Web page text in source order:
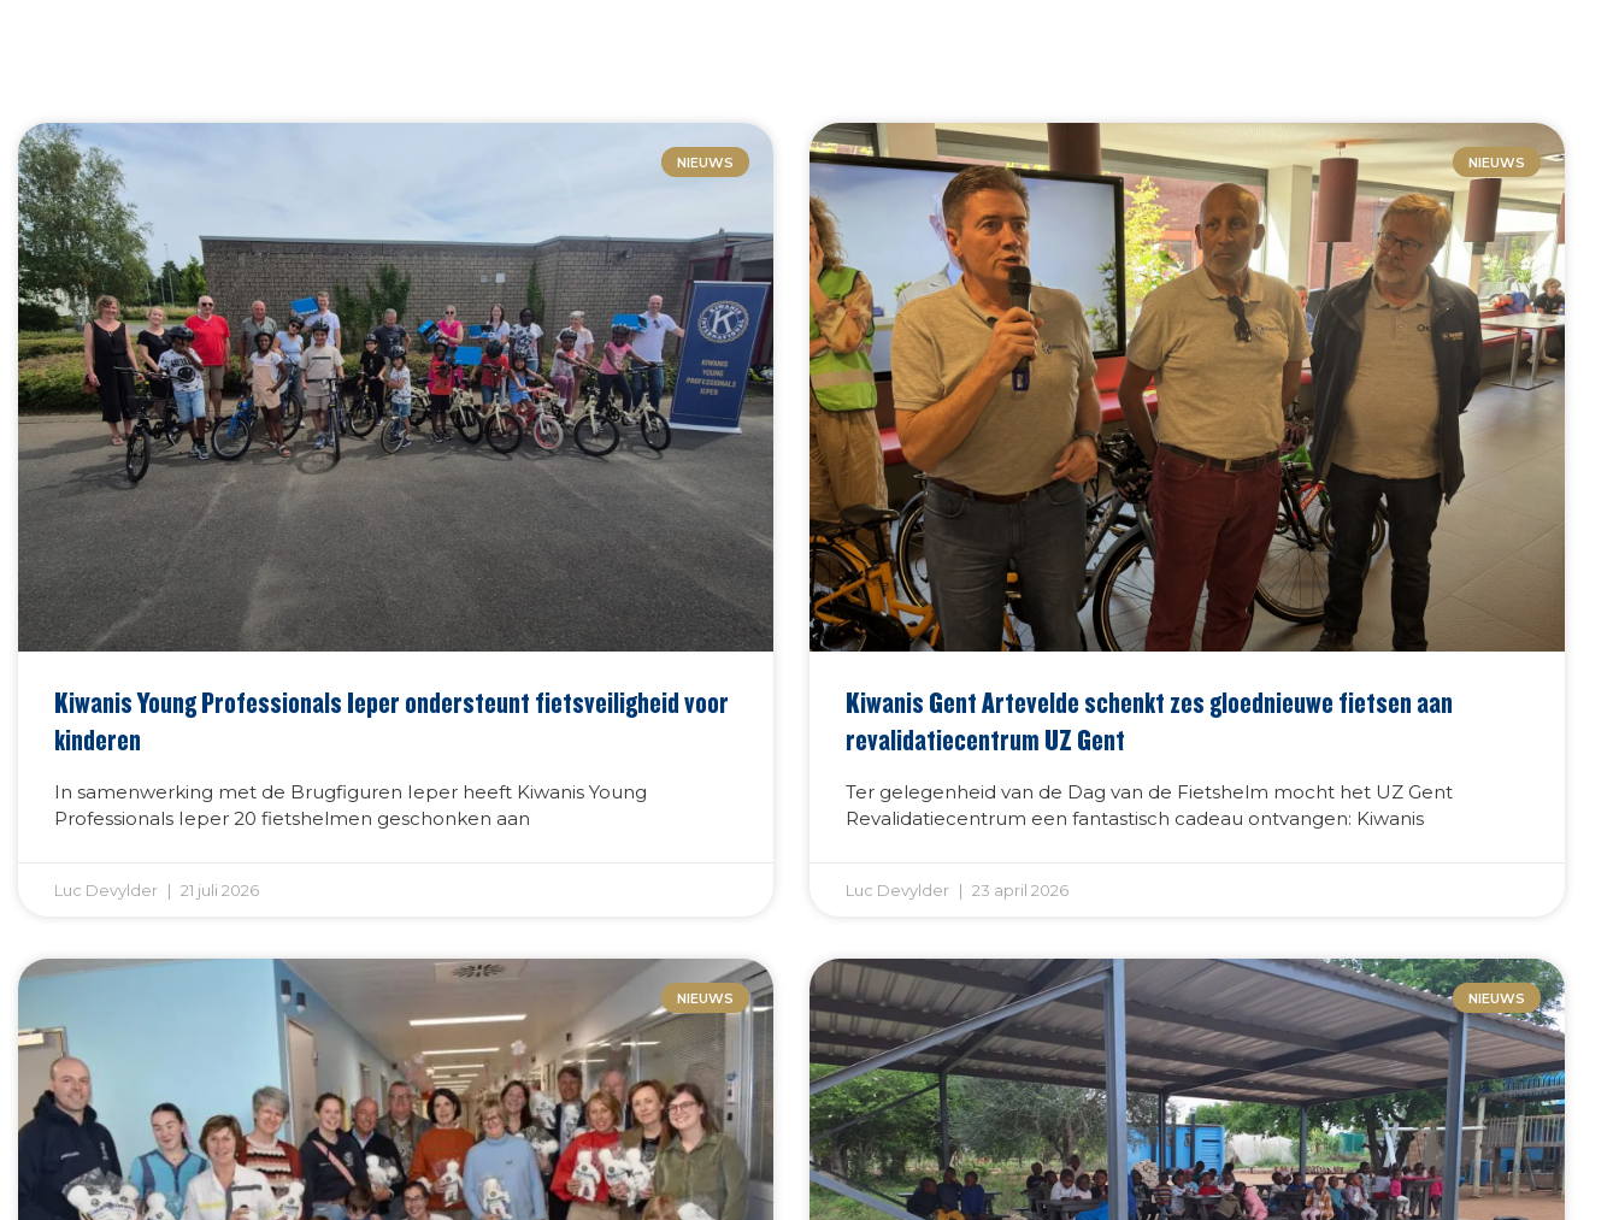
NIEUWS
Kiwanis Young Professionals Ieper ondersteunt fietsveiligheid voor
kinderen
In samenwerking met de Brugfiguren Ieper heeft Kiwanis Young
Professionals Ieper 20 fietshelmen geschonken aan
Luc Devylder 21 juli 2026
NIEUWS
Kiwanis Gent Artevelde schenkt zes gloednieuwe fietsen aan
revalidatiecentrum UZ Gent
Ter gelegenheid van de Dag van de Fietshelm mocht het UZ Gent
Revalidatiecentrum een fantastisch cadeau ontvangen: Kiwanis
Luc Devylder 23 april 2026
NIEUWS NIEUWS